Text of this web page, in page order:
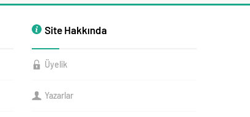
Site Hakkında
Üyelik
Yazarlar